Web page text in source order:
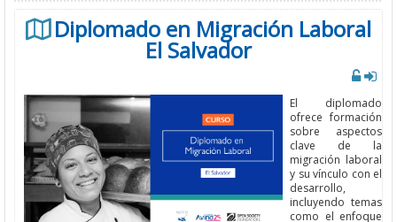
Diplomado en Migración Laboral
El Salvador
El diplomado
ofrece formación
sobre aspectos
clave de la
migración laboral
y su vínculo con el
desarrollo,
incluyendo temas
como el enfoque